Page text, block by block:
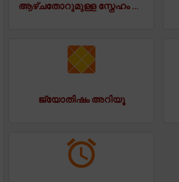
ആഴ്ചതോറുമുള്ള സ്നേഹം ജാതകം
ജ്യോതിഷം അറിയൂ